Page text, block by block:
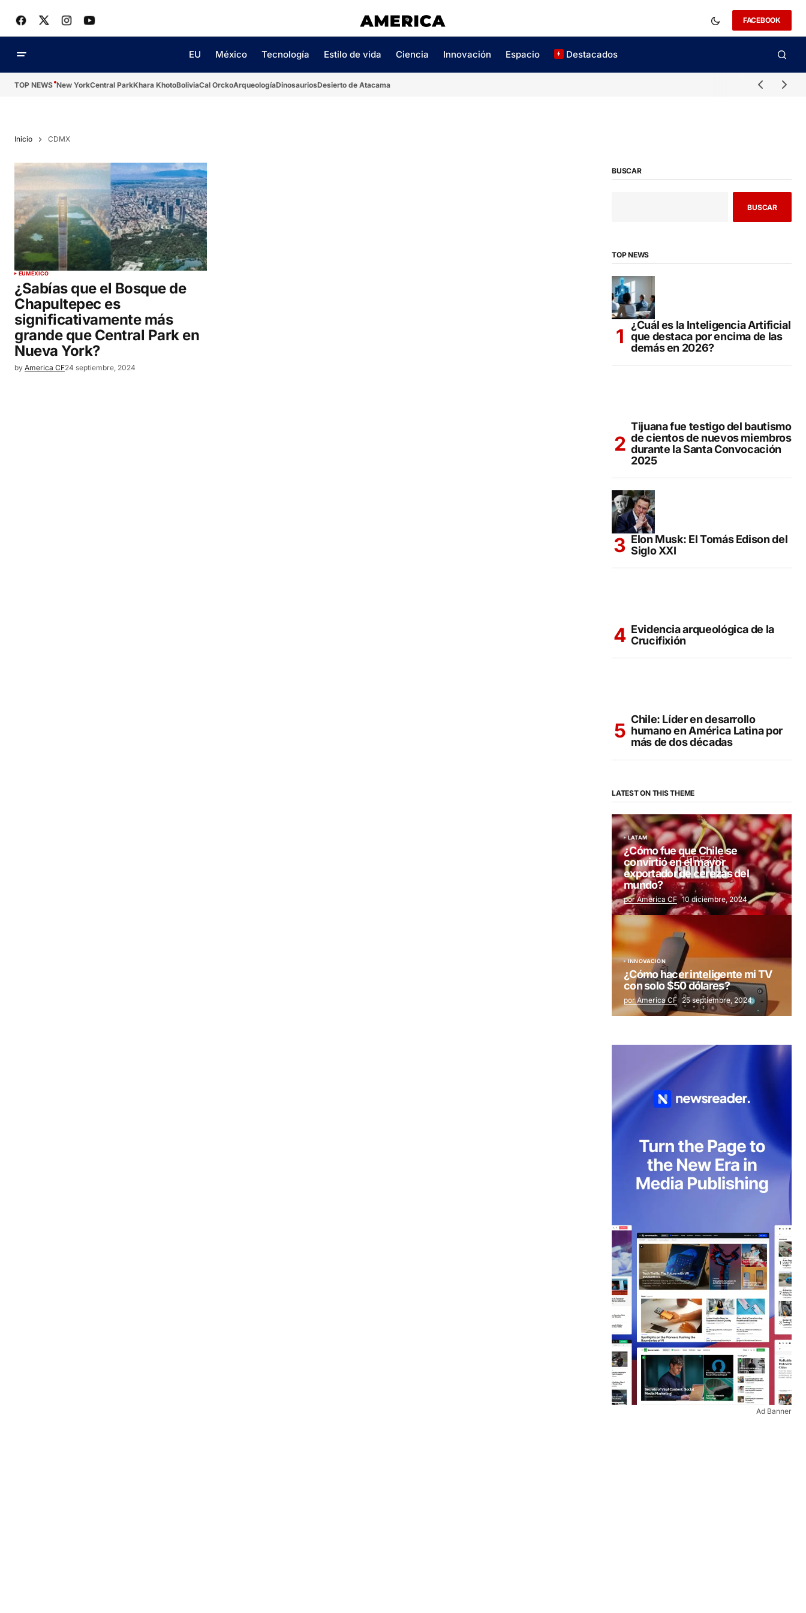
FACEBOOK
EU México Tecnología Estilo de vida Ciencia Innovación Espacio Destacados
TOP NEWS New YorkCentral ParkKhara KhotoBoliviaCal OrckoArqueologíaDinosauriosDesierto de Atacama
Inicio CDMX
EUMÉXICO
¿Sabías que el Bosque de
Chapultepec es
significativamente más
grande que Central Park en
Nueva York?
by America CF24 septiembre, 2024
BUSCAR
BUSCAR
TOP NEWS
¿Cuál es la Inteligencia Artificial
que destaca por encima de las
demás en 2026?
Tijuana fue testigo del bautismo
de cientos de nuevos miembros
durante la Santa Convocación
2025
Elon Musk: El Tomás Edison del
Siglo XXI
Evidencia arqueológica de la
Crucifixión
Chile: Líder en desarrollo
humano en América Latina por
más de dos décadas
LATEST ON THIS THEME
LATAM
¿Cómo fue que Chile se
convirtió en el mayor
exportador de cerezas del
mundo?
por America CF 10 diciembre, 2024
INNOVACIÓN
¿Cómo hacer inteligente mi TV
con solo $50 dólares?
por America CF 25 septiembre, 2024
Ad Banner